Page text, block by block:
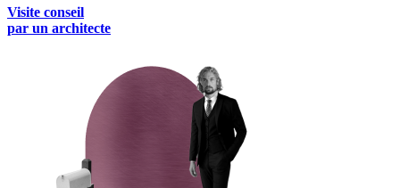
Visite conseil
par un architecte